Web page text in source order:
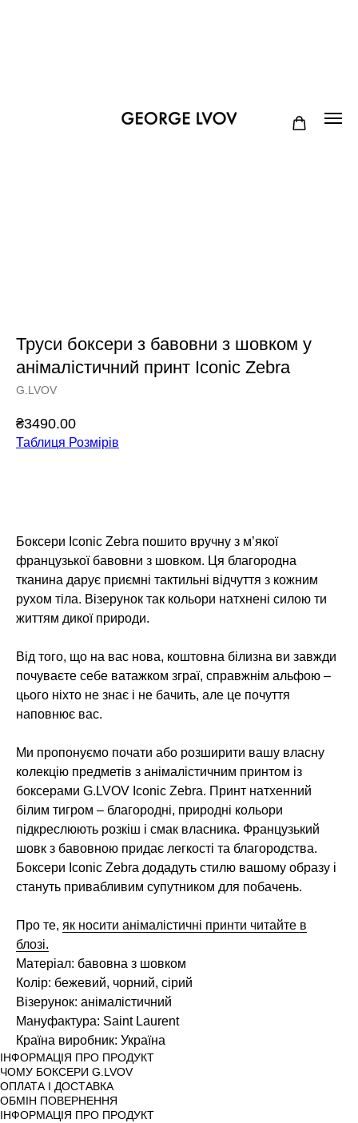
Труси боксери з бавовни з шовком у
анімалістичний принт Iconic Zebra
G.LVOV
₴3490.00
Таблиця Розмірів
Боксери Iconic Zebra пошито вручну з м’якої
французької бавовни з шовком. Ця благородна
тканина дарує приємні тактильні відчуття з кожним
рухом тіла. Візерунок так кольори натхнені силою ти
життям дикої природи.
Від того, що на вас нова, коштовна білизна ви завжди
почуваєте себе ватажком зграї, справжнім альфою –
цього ніхто не знає і не бачить, але це почуття
наповнює вас.
Ми пропонуємо почати або розширити вашу власну
колекцію предметів з анімалістичним принтом із
боксерами G.LVOV Iconic Zebra. Принт натхенний
білим тигром – благородні, природні кольори
підкреслюють розкіш і смак власника. Французький
шовк з бавовною придає легкості та благородства.
Боксери Iconic Zebra додадуть стилю вашому образу і
стануть привабливим супутником для побачень.
Про те, як носити анімалістичні принти читайте в
блозі.
Матеріал: бавовна з шовком
Колір: бежевий, чорний, сірий
Візерунок: анімалістичний
Мануфактура: Saint Laurent
Країна виробник: Україна
ІНФОРМАЦІЯ ПРО ПРОДУКТ
ЧОМУ БОКСЕРИ G.LVOV
ОПЛАТА І ДОСТАВКА
ОБМІН ПОВЕРНЕННЯ
ІНФОРМАЦІЯ ПРО ПРОДУКТ